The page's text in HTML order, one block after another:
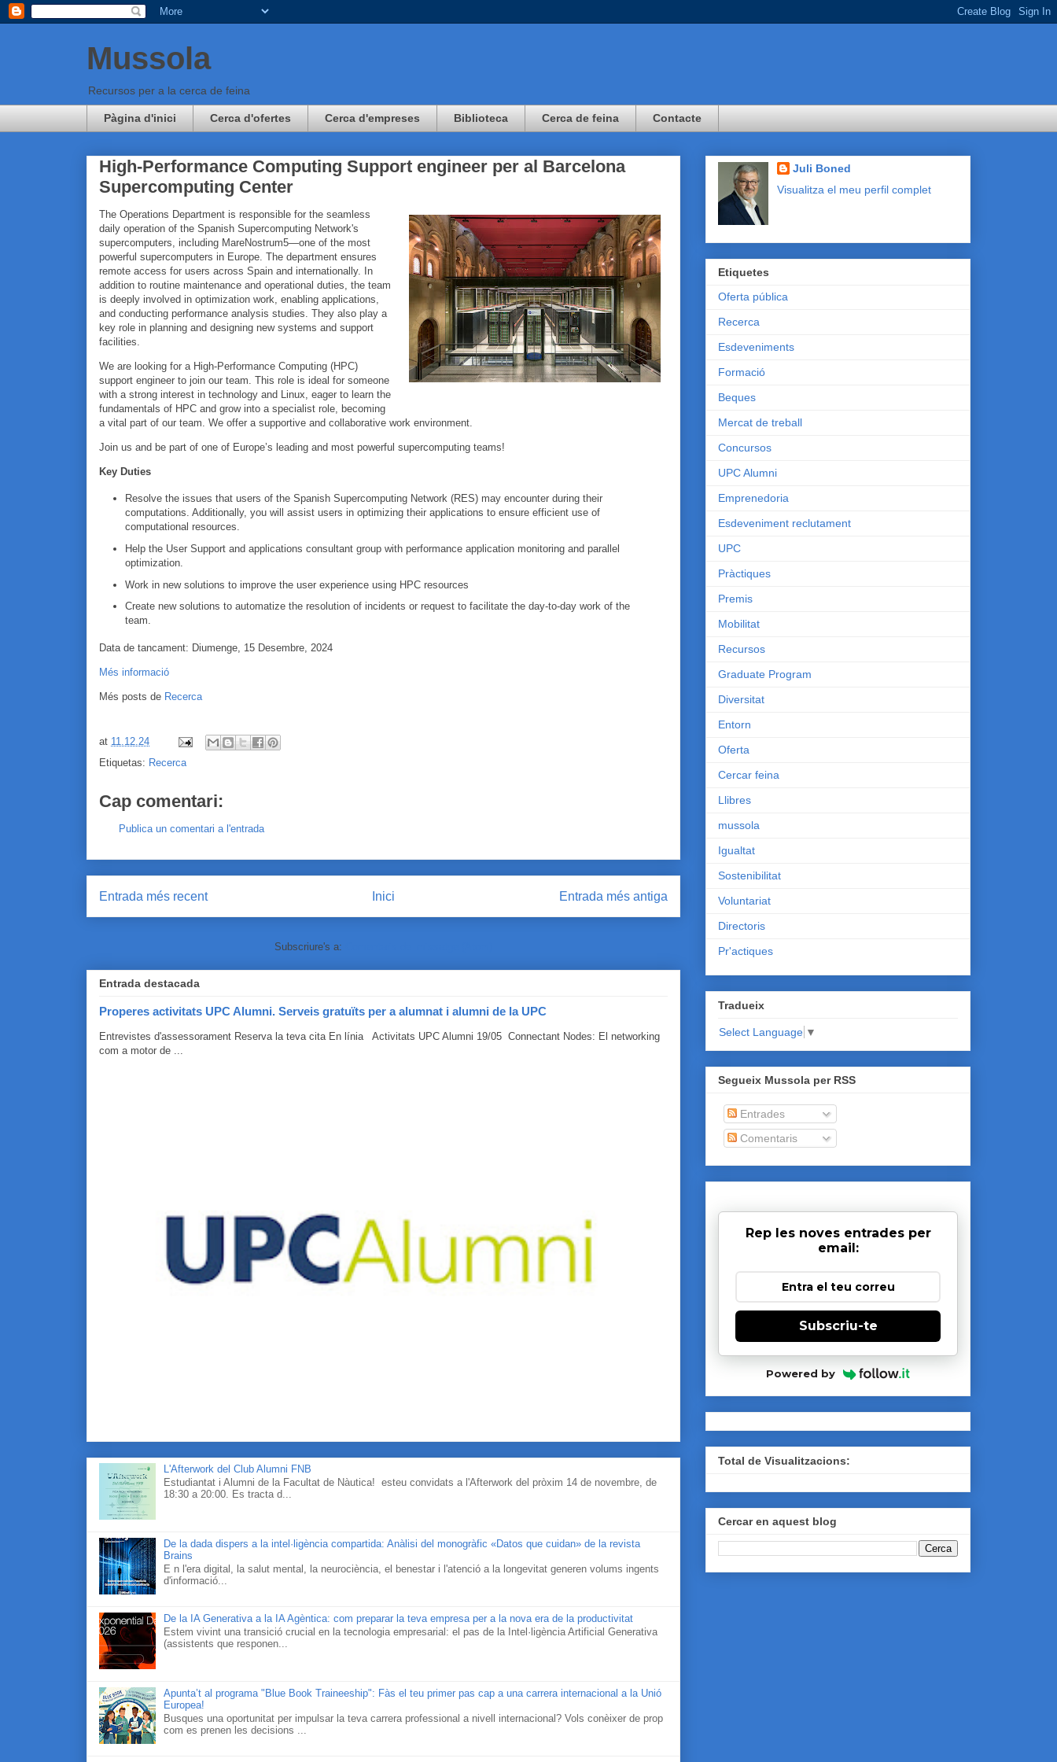
Mussola
Recursos per a la cerca de feina
Pàgina d'inici Cerca d'ofertes Cerca d'empreses Biblioteca Cerca de feina Contacte
High-Performance Computing Support engineer per al Barcelona
Supercomputing Center
The Operations Department is responsible for the seamless
daily operation of the Spanish Supercomputing Network's
supercomputers, including MareNostrum5—one of the most
powerful supercomputers in Europe. The department ensures
remote access for users across Spain and internationally. In
addition to routine maintenance and operational duties, the team
is deeply involved in optimization work, enabling applications,
and conducting performance analysis studies. They also play a
key role in planning and designing new systems and support
facilities.
We are looking for a High-Performance Computing (HPC)
support engineer to join our team. This role is ideal for someone
with a strong interest in technology and Linux, eager to learn the
fundamentals of HPC and grow into a specialist role, becoming
a vital part of our team. We offer a supportive and collaborative work environment.
Join us and be part of one of Europe’s leading and most powerful supercomputing teams!
Key Duties
Resolve the issues that users of the Spanish Supercomputing Network (RES) may encounter during their
computations. Additionally, you will assist users in optimizing their applications to ensure efficient use of
computational resources.
Help the User Support and applications consultant group with performance application monitoring and parallel
optimization.
Work in new solutions to improve the user experience using HPC resources
Create new solutions to automatize the resolution of incidents or request to facilitate the day-to-day work of the
team.
Data de tancament: Diumenge, 15 Desembre, 2024
Més informació
Més posts de Recerca
at 11.12.24
Etiquetas: Recerca
Cap comentari:
Publica un comentari a l'entrada
Entrada més recent Entrada més antiga
Inici
Subscriure's a:
Entrada destacada
Properes activitats UPC Alumni. Serveis gratuïts per a alumnat i alumni de la UPC
Entrevistes d'assessorament Reserva la teva cita En línia Activitats UPC Alumni 19/05 Connectant Nodes: El networking
com a motor de ...
L'Afterwork del Club Alumni FNB
Estudiantat i Alumni de la Facultat de Nàutica! esteu convidats a l'Afterwork del pròxim 14 de novembre, de
18:30 a 20:00. Es tracta d...
De la dada dispers a la intel·ligència compartida: Anàlisi del monogràfic «Datos que cuidan» de la revista
Brains
E n l'era digital, la salut mental, la neurociència, el benestar i l'atenció a la longevitat generen volums ingents
d'informació...
De la IA Generativa a la IA Agèntica: com preparar la teva empresa per a la nova era de la productivitat
Estem vivint una transició crucial en la tecnologia empresarial: el pas de la Intel·ligència Artificial Generativa
(assistents que responen...
Apunta’t al programa "Blue Book Traineeship": Fàs el teu primer pas cap a una carrera internacional a la Unió
Europea!
Busques una oportunitat per impulsar la teva carrera professional a nivell internacional? Vols conèixer de prop
com es prenen les decisions ...
Juli Boned
Visualitza el meu perfil complet
Etiquetes
Oferta pública
Recerca
Esdeveniments
Formació
Beques
Mercat de treball
Concursos
UPC Alumni
Emprenedoria
Esdeveniment reclutament
UPC
Pràctiques
Premis
Mobilitat
Recursos
Graduate Program
Diversitat
Entorn
Oferta
Cercar feina
Llibres
mussola
Igualtat
Sostenibilitat
Voluntariat
Directoris
Pr'actiques
Tradueix
Select Language ▼
Segueix Mussola per RSS
Entrades
Comentaris
Rep les noves entrades per
email:
Subscriu-te
Powered by
Total de Visualitzacions:
Cercar en aquest blog